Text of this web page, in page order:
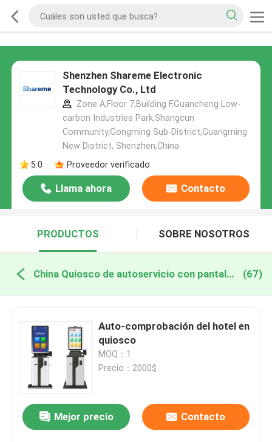
Shenzhen Shareme Electronic
Technology Co., Ltd
Zone A,Floor 7,Building F,Guancheng Low-
carbon Industries Park,Shangcun
Community,Gongming Sub-District,Guangming
New District, Shenzhen,China
5.0
Proveedor verificado
Llama ahora Contacto
PRODUCTOS SOBRE NOSOTROS
China Quiosco de autoservicio con pantalla táctil (67)
Auto-comprobación del hotel en
quiosco
MOQ：1
Precio：2000$
Mejor precio Contacto